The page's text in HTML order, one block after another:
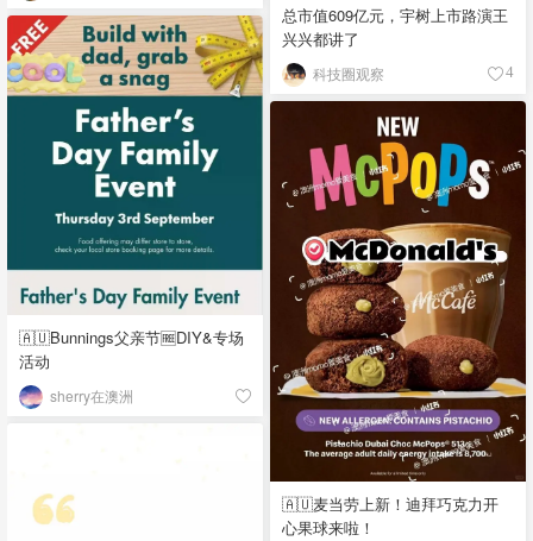
总市值609亿元，宇树上市路演王
兴兴都讲了
科技圈观察 4
🇦🇺Bunnings父亲节🆓DIY&专场
活动
sherry在澳洲
🇦🇺麦当劳上新！迪拜巧克力开
心果球来啦！